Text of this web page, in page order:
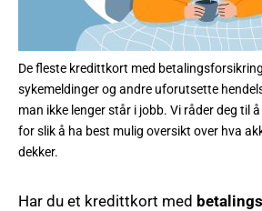
De fleste kredittkort med
sykemeldinger og andre uforutsette
man ikke lenger står i jobb. Vi råder deg til
for slik å ha best mulig oversikt over hva
dekker.
Har du et kredittkort med